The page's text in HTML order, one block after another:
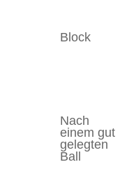
Block
Nach
einem gut
gelegten
Ball